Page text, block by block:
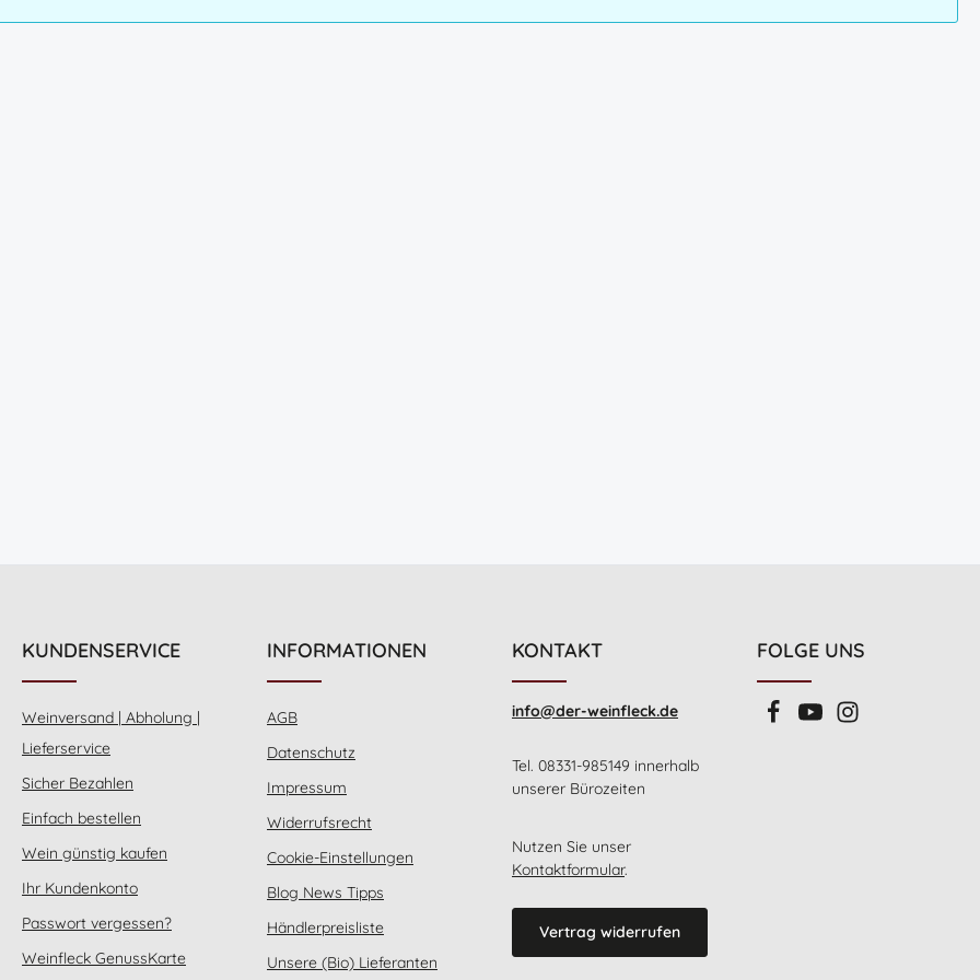
KUNDENSERVICE
Weinversand | Abholung |
Lieferservice
Sicher Bezahlen
Einfach bestellen
Wein günstig kaufen
Ihr Kundenkonto
Passwort vergessen?
Weinfleck GenussKarte
INFORMATIONEN
AGB
Datenschutz
Impressum
Widerrufsrecht
Cookie-Einstellungen
Blog News Tipps
Händlerpreisliste
Unsere (Bio) Lieferanten
KONTAKT
info@der-weinfleck.de
Tel. 08331-985149 innerhalb
unserer Bürozeiten
Nutzen Sie unser
Kontaktformular.
Vertrag widerrufen
FOLGE UNS